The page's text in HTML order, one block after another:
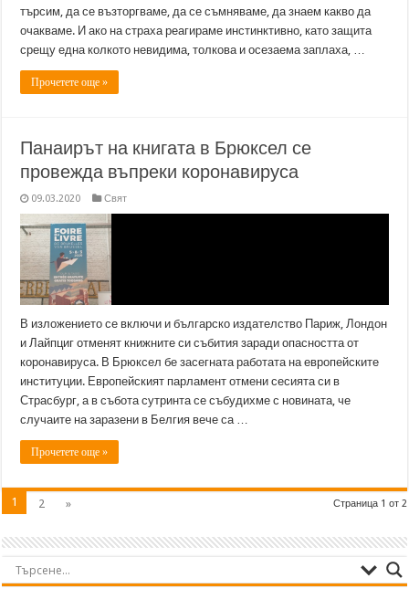
търсим, да се възторгваме, да се съмняваме, да знаем какво да
очакваме. И ако на страха реагираме инстинктивно, като защита
срещу една колкото невидима, толкова и осезаема заплаха, …
Прочетете още »
Панаирът на книгата в Брюксел се
провежда въпреки коронавируса
09.03.2020 Свят
В изложението се включи и българско издателство Париж, Лондон
и Лайпциг отменят книжните си събития заради опасността от
коронавируса. В Брюксел бе засегната работата на европейските
институции. Европейският парламент отмени сесията си в
Страсбург, а в събота сутринта се събудихме с новината, че
случаите на заразени в Белгия вече са …
Прочетете още »
Страница 1 от 2
1 2 »